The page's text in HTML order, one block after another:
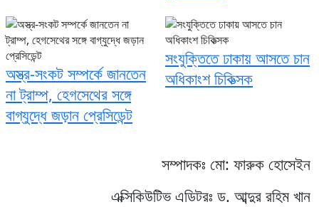
অস্ত্র-সংকট সম্পর্কে জানতেন
না ট্রাম্প, হেগসেথের সঙ্গে
বাগ্‌যুদ্ধে জড়ান প্রেসিডেন্ট
সংযুক্তিতে ঢাকায় আসতে চান
অধিকাংশ চিকিত্সক
সম্পাদকঃ মো: ফারুক হোসেইন
এক্সিকিউটিভ এডিটরঃ ড. আব্দুর রহিম খান